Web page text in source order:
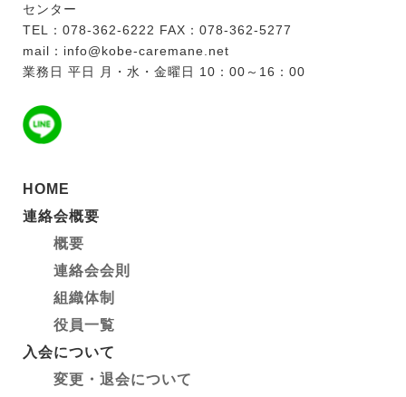
センター
TEL：078-362-6222 FAX：078-362-5277
mail：info@kobe-caremane.net
業務日 平日 月・水・金曜日 10：00～16：00
HOME
連絡会概要
概要
連絡会会則
組織体制
役員一覧
入会について
変更・退会について